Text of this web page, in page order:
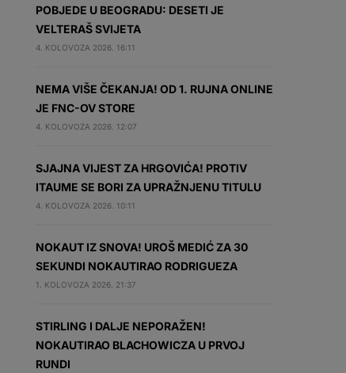
POBJEDE U BEOGRADU: DESETI JE
VELTERAŠ SVIJETA
4. KOLOVOZA 2026. 16:11
NEMA VIŠE ČEKANJA! OD 1. RUJNA ONLINE
JE FNC-OV STORE
4. KOLOVOZA 2026. 12:07
SJAJNA VIJEST ZA HRGOVIĆA! PROTIV
ITAUME SE BORI ZA UPRAŽNJENU TITULU
4. KOLOVOZA 2026. 10:11
NOKAUT IZ SNOVA! UROŠ MEDIĆ ZA 30
SEKUNDI NOKAUTIRAO RODRIGUEZA
1. KOLOVOZA 2026. 21:37
STIRLING I DALJE NEPORAŽEN!
NOKAUTIRAO BLACHOWICZA U PRVOJ
RUNDI